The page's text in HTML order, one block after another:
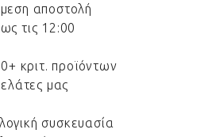
αποστολή
τις 12:00
κριτ. προϊόντων
μας
συσκευασία